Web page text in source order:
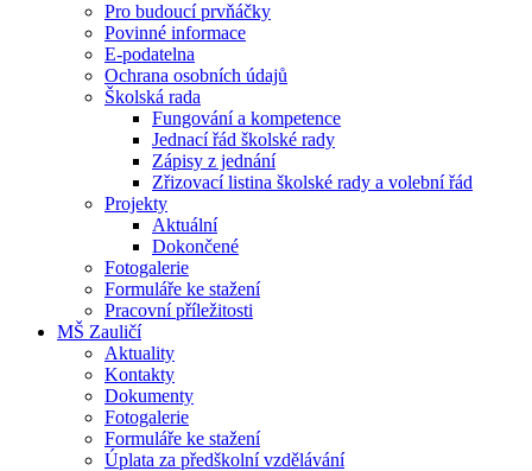
Pro budoucí prvňáčky
Povinné informace
E-podatelna
Ochrana osobních údajů
Školská rada
Fungování a kompetence
Jednací řád školské rady
Zápisy z jednání
Zřizovací listina školské rady a volební řád
Projekty
Aktuální
Dokončené
Fotogalerie
Formuláře ke stažení
Pracovní příležitosti
MŠ Zauličí
Aktuality
Kontakty
Dokumenty
Fotogalerie
Formuláře ke stažení
Úplata za předškolní vzdělávání